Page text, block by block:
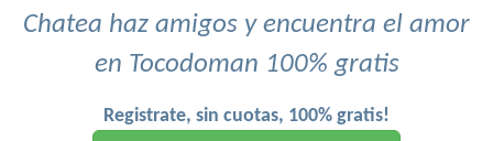
Chatea haz amigos y encuentra el amor
en Tocodoman 100% gratis
Registrate, sin cuotas, 100% gratis!